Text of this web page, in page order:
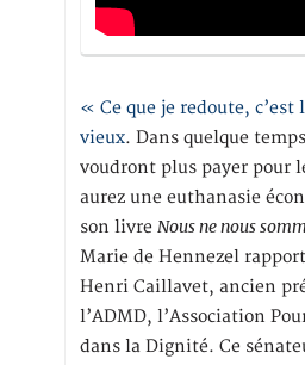
« Ce que je redoute,
vieux. Dans quelque
voudront plus payer pour
aurez une euthanasie
son livre Nous ne nous
Marie de Hennezel
Henri Caillavet, ancien
l’ADMD, l’Association
dans la Dignité. Ce